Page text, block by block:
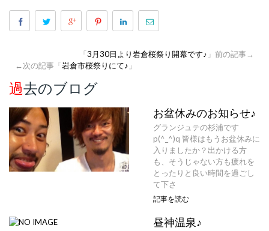
「3月30日より岩倉桜祭り開幕です♪ 」前の記事→
←次の記事「岩倉市桜祭りにて♪ 」
過去のブログ
お盆休みのお知らせ♪
グランジュテの杉浦です
p(^_^)q 皆様はもうお盆休みに
入りましたか？出かける方
も、そうじゃない方も疲れを
とったりと良い時間を過ごし
て下さ
記事を読む
昼神温泉♪